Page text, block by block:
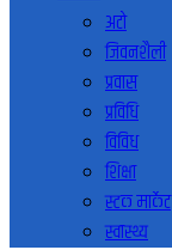
अटो
जिवनशैली
प्रवास
प्रविधि
विविध
शिक्षा
स्टक मार्केट
स्वास्थ्य